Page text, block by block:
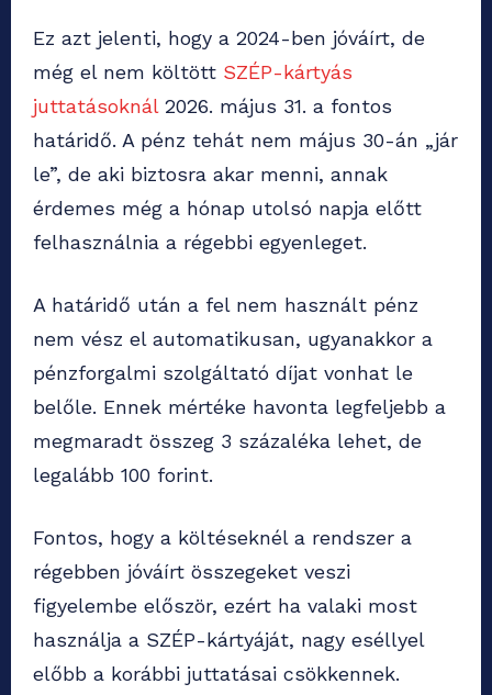
Ez azt jelenti, hogy a 2024-ben jóváírt, de
még el nem költött SZÉP-kártyás
juttatásoknál 2026. május 31. a fontos
határidő. A pénz tehát nem május 30-án „jár
le”, de aki biztosra akar menni, annak
érdemes még a hónap utolsó napja előtt
felhasználnia a régebbi egyenleget.
A határidő után a fel nem használt pénz
nem vész el automatikusan, ugyanakkor a
pénzforgalmi szolgáltató díjat vonhat le
belőle. Ennek mértéke havonta legfeljebb a
megmaradt összeg 3 százaléka lehet, de
legalább 100 forint.
Fontos, hogy a költéseknél a rendszer a
régebben jóváírt összegeket veszi
figyelembe először, ezért ha valaki most
használja a SZÉP-kártyáját, nagy eséllyel
előbb a korábbi juttatásai csökkennek.